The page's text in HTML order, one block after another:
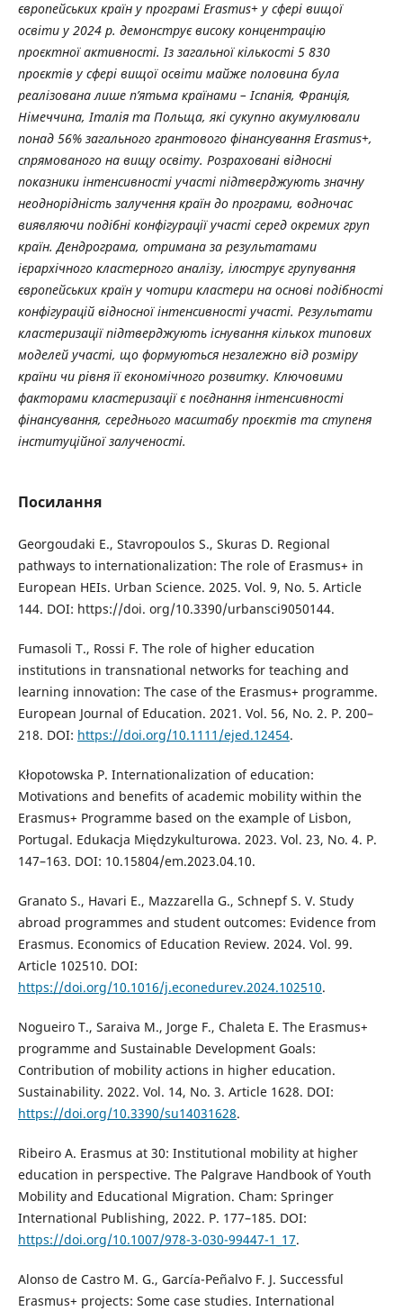
європейських країн у програмі Erasmus+ у сфері вищої
освіти у 2024 р. демонструє високу концентрацію
проєктної активності. Із загальної кількості 5 830
проєктів у сфері вищої освіти майже половина була
реалізована лише п’ятьма країнами – Іспанія, Франція,
Німеччина, Італія та Польща, які сукупно акумулювали
понад 56% загального грантового фінансування Erasmus+,
спрямованого на вищу освіту. Розраховані відносні
показники інтенсивності участі підтверджують значну
неоднорідність залучення країн до програми, водночас
виявляючи подібні конфігурації участі серед окремих груп
країн. Дендрограма, отримана за результатами
ієрархічного кластерного аналізу, ілюструє групування
європейських країн у чотири кластери на основі подібності
конфігурацій відносної інтенсивності участі. Результати
кластеризації підтверджують існування кількох типових
моделей участі, що формуються незалежно від розміру
країни чи рівня її економічного розвитку. Ключовими
факторами кластеризації є поєднання інтенсивності
фінансування, середнього масштабу проєктів та ступеня
інституційної залученості.
Посилання
Georgoudaki E., Stavropoulos S., Skuras D. Regional
pathways to internationalization: The role of Erasmus+ in
European HEIs. Urban Science. 2025. Vol. 9, No. 5. Article
144. DOI: https://doi. org/10.3390/urbansci9050144.
Fumasoli T., Rossi F. The role of higher education
institutions in transnational networks for teaching and
learning innovation: The case of the Erasmus+ programme.
European Journal of Education. 2021. Vol. 56, No. 2. P. 200–
218. DOI: https://doi.org/10.1111/ejed.12454.
Kłopotowska P. Internationalization of education:
Motivations and benefits of academic mobility within the
Erasmus+ Programme based on the example of Lisbon,
Portugal. Edukacja Międzykulturowa. 2023. Vol. 23, No. 4. P.
147–163. DOI: 10.15804/em.2023.04.10.
Granato S., Havari E., Mazzarella G., Schnepf S. V. Study
abroad programmes and student outcomes: Evidence from
Erasmus. Economics of Education Review. 2024. Vol. 99.
Article 102510. DOI:
https://doi.org/10.1016/j.econedurev.2024.102510.
Nogueiro T., Saraiva M., Jorge F., Chaleta E. The Erasmus+
programme and Sustainable Development Goals:
Contribution of mobility actions in higher education.
Sustainability. 2022. Vol. 14, No. 3. Article 1628. DOI:
https://doi.org/10.3390/su14031628.
Ribeiro A. Erasmus at 30: Institutional mobility at higher
education in perspective. The Palgrave Handbook of Youth
Mobility and Educational Migration. Cham: Springer
International Publishing, 2022. P. 177–185. DOI:
https://doi.org/10.1007/978-3-030-99447-1_17.
Alonso de Castro M. G., García-Peñalvo F. J. Successful
Erasmus+ projects: Some case studies. International